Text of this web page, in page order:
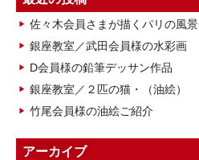
佐々木会員さまが描くパリの風景
銀座教室／武田会員様の水彩画
D会員様の鉛筆デッサン作品
銀座教室／２匹の猫・（油絵）
竹尾会員様の油絵ご紹介
アーカイブ